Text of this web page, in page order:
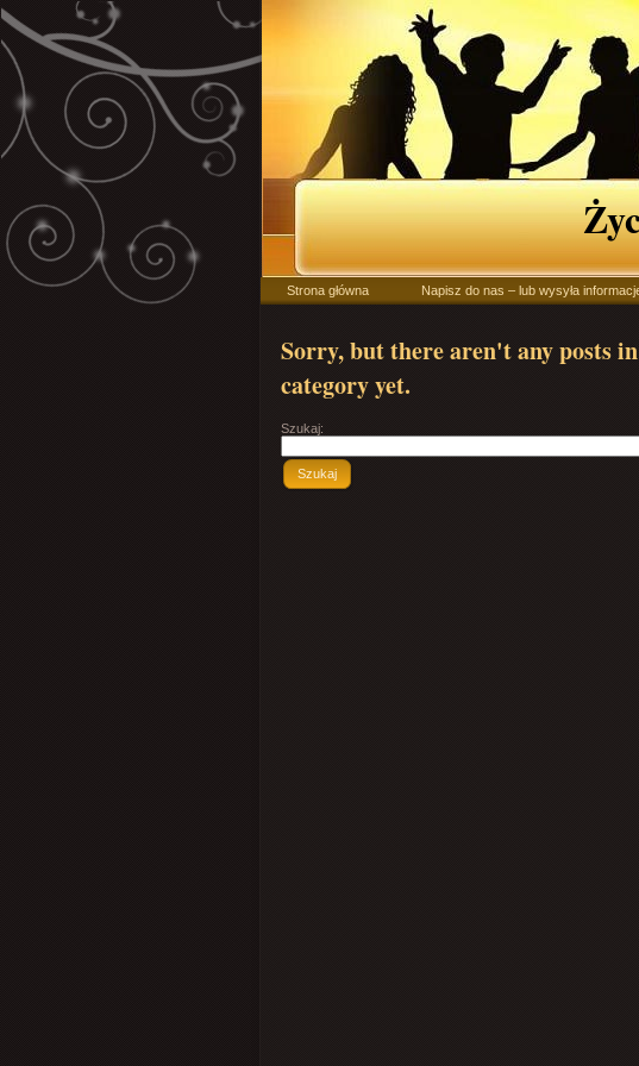
Strona główna Napisz do nas – lub wysyła
Sorry, but there aren't any posts
category yet.
Szukaj:
Szukaj